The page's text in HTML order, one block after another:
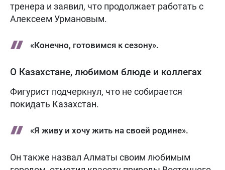
тренера и заявил, что продолжает работать с
Алексеем Урмановым.
«Конечно, готовимся к сезону».
О Казахстане, любимом блюде и коллегах
Фигурист подчеркнул, что не собирается
покидать Казахстан.
«Я живу и хочу жить на своей родине».
Он также назвал Алматы своим любимым